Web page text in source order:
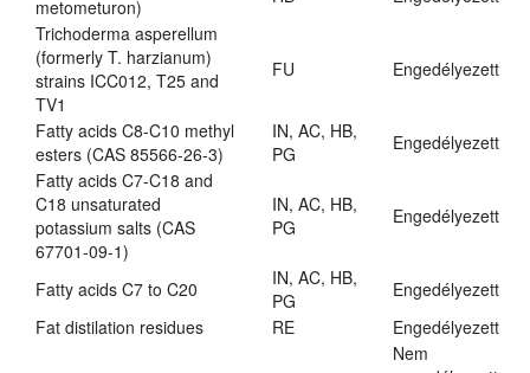
metometuron)
Trichoderma asperellum
(formerly T. harzianum)
strains ICC012, T25 and
TV1
FU Engedélyezett
Fatty acids C8-C10 methyl
esters (CAS 85566-26-3)
IN, AC, HB,
PG
Engedélyezett
Fatty acids C7-C18 and
C18 unsaturated
potassium salts (CAS
67701-09-1)
IN, AC, HB,
PG
Engedélyezett
Fatty acids C7 to C20
IN, AC, HB,
PG
Engedélyezett
Fat distilation residues
RE Engedélyezett
Nem